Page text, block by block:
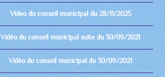
Video du conseil municipal du 28/11/2025
Vidéo du conseil municipal suite du 30/09/2021
Vidéo du conseil municipal du 30/09/2021